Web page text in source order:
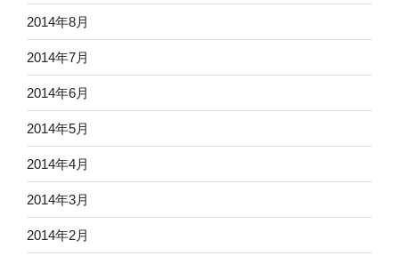
2014年8月
2014年7月
2014年6月
2014年5月
2014年4月
2014年3月
2014年2月